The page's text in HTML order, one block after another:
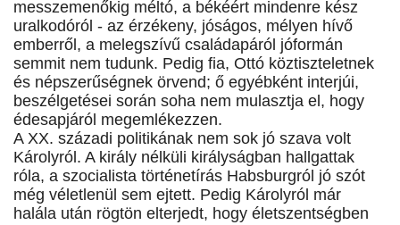
messzemenőkig méltó, a békéért mindenre kész
uralkodóról - az érzékeny, jóságos, mélyen hívő
emberről, a melegszívű családapáról jóformán
semmit nem tudunk. Pedig fia, Ottó köztiszteletnek
és népszerűségnek örvend; ő egyébként interjúi,
beszélgetései során soha nem mulasztja el, hogy
édesapjáról megemlékezzen.
A XX. századi politikának nem sok jó szava volt
Károlyról. A király nélküli királyságban hallgattak
róla, a szocialista történetírás Habsburgról jó szót
még véletlenül sem ejtett. Pedig Károlyról már
halála után rögtön elterjedt, hogy életszentségben